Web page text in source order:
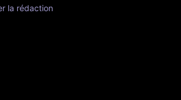
la rédaction